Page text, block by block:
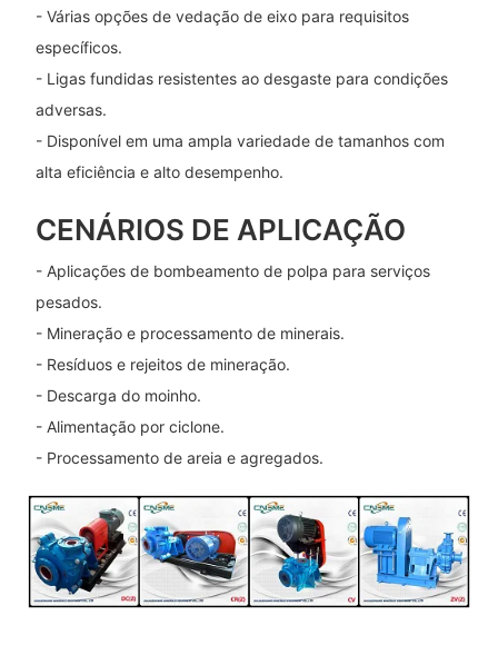
- Várias opções de vedação de eixo para requisitos
específicos.
- Ligas fundidas resistentes ao desgaste para condições
adversas.
- Disponível em uma ampla variedade de tamanhos com
alta eficiência e alto desempenho.
CENÁRIOS DE APLICAÇÃO
- Aplicações de bombeamento de polpa para serviços
pesados.
- Mineração e processamento de minerais.
- Resíduos e rejeitos de mineração.
- Descarga do moinho.
- Alimentação por ciclone.
- Processamento de areia e agregados.